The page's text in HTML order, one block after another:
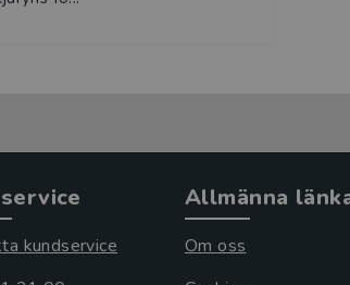
kundservice
Allmänna
Om oss